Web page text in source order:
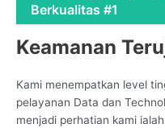
Berkualitas #1
Keamanan
Kami menempatkan level
pelayanan Data dan
menjadi perhatian kami